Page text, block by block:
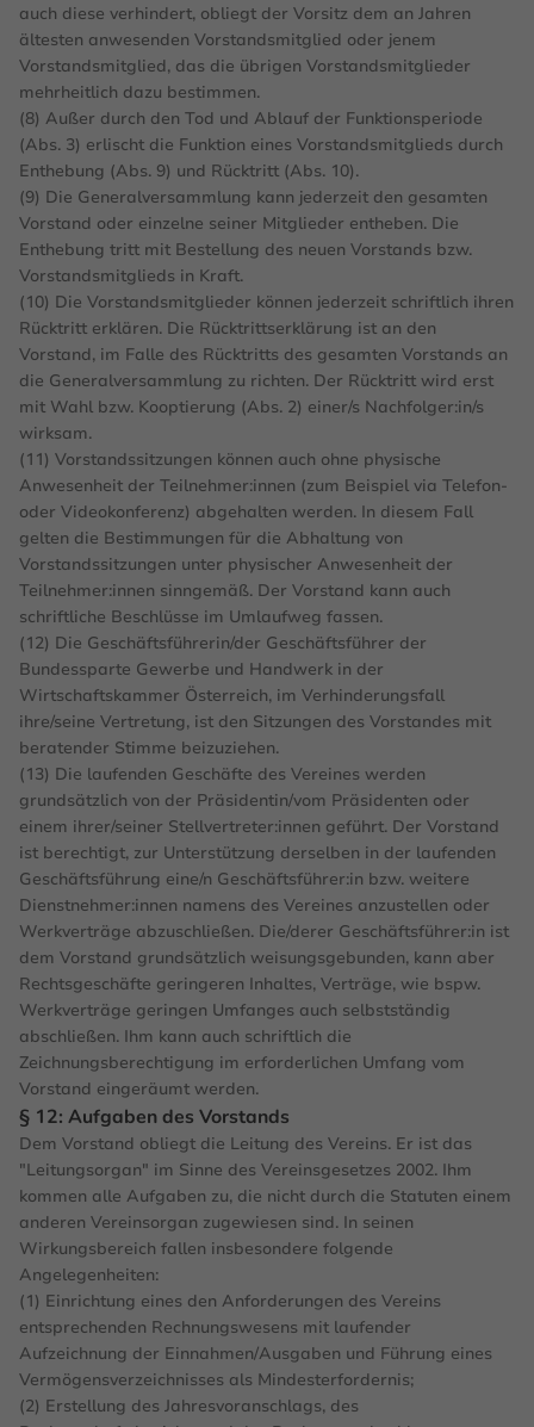
auch diese verhindert, obliegt der Vorsitz dem an Jahren
ältesten anwesenden Vorstandsmitglied oder jenem
Vorstandsmitglied, das die übrigen Vorstandsmitglieder
mehrheitlich dazu bestimmen.
(8) Außer durch den Tod und Ablauf der Funktionsperiode
(Abs. 3) erlischt die Funktion eines Vorstandsmitglieds durch
Enthebung (Abs. 9) und Rücktritt (Abs. 10).
(9) Die Generalversammlung kann jederzeit den gesamten
Vorstand oder einzelne seiner Mitglieder entheben. Die
Enthebung tritt mit Bestellung des neuen Vorstands bzw.
Vorstandsmitglieds in Kraft.
(10) Die Vorstandsmitglieder können jederzeit schriftlich ihren
Rücktritt erklären. Die Rücktrittserklärung ist an den
Vorstand, im Falle des Rücktritts des gesamten Vorstands an
die Generalversammlung zu richten. Der Rücktritt wird erst
mit Wahl bzw. Kooptierung (Abs. 2) einer/s Nachfolger:in/s
wirksam.
(11) Vorstandssitzungen können auch ohne physische
Anwesenheit der Teilnehmer:innen (zum Beispiel via Telefon-
oder Videokonferenz) abgehalten werden. In diesem Fall
gelten die Bestimmungen für die Abhaltung von
Vorstandssitzungen unter physischer Anwesenheit der
Teilnehmer:innen sinngemäß. Der Vorstand kann auch
schriftliche Beschlüsse im Umlaufweg fassen.
(12) Die Geschäftsführerin/der Geschäftsführer der
Bundessparte Gewerbe und Handwerk in der
Wirtschaftskammer Österreich, im Verhinderungsfall
ihre/seine Vertretung, ist den Sitzungen des Vorstandes mit
beratender Stimme beizuziehen.
(13) Die laufenden Geschäfte des Vereines werden
grundsätzlich von der Präsidentin/vom Präsidenten oder
einem ihrer/seiner Stellvertreter:innen geführt. Der Vorstand
ist berechtigt, zur Unterstützung derselben in der laufenden
Geschäftsführung eine/n Geschäftsführer:in bzw. weitere
Dienstnehmer:innen namens des Vereines anzustellen oder
Werkverträge abzuschließen. Die/derer Geschäftsführer:in ist
dem Vorstand grundsätzlich weisungsgebunden, kann aber
Rechtsgeschäfte geringeren Inhaltes, Verträge, wie bspw.
Werkverträge geringen Umfanges auch selbstständig
abschließen. Ihm kann auch schriftlich die
Zeichnungsberechtigung im erforderlichen Umfang vom
Vorstand eingeräumt werden.
§ 12: Aufgaben des Vorstands
Dem Vorstand obliegt die Leitung des Vereins. Er ist das
"Leitungsorgan" im Sinne des Vereinsgesetzes 2002. Ihm
kommen alle Aufgaben zu, die nicht durch die Statuten einem
anderen Vereinsorgan zugewiesen sind. In seinen
Wirkungsbereich fallen insbesondere folgende
Angelegenheiten:
(1) Einrichtung eines den Anforderungen des Vereins
entsprechenden Rechnungswesens mit laufender
Aufzeichnung der Einnahmen/Ausgaben und Führung eines
Vermögensverzeichnisses als Mindesterfordernis;
(2) Erstellung des Jahresvoranschlags, des